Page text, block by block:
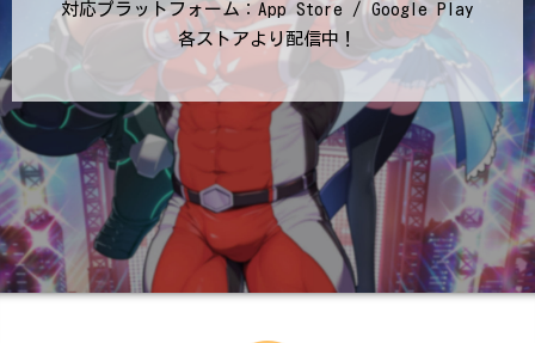
対応プラットフォーム：App Store / Google Play
各ストアより配信中！